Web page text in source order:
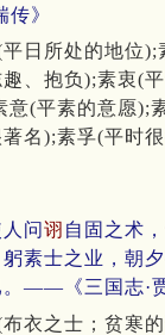
传》
日所处的地位
、抱负);素衷(
意(平素的意愿);
名);素孚(平时
问诩 自固之术，
素士之业，朝
。——《三国志·
衣之士；贫寒